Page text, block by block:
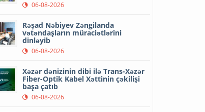
06-08-2026
Rəşad Nəbiyev Zəngilanda
vətəndaşların müraciətlərini
dinləyib
06-08-2026
Xəzər dənizinin dibi ilə Trans-Xəzər
Fiber-Optik Kabel Xəttinin çəkilişi
başa çatıb
06-08-2026